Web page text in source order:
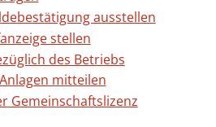
ausstellen
stellen
des Betriebs
mitteilen
Gemeinschaftslizenz